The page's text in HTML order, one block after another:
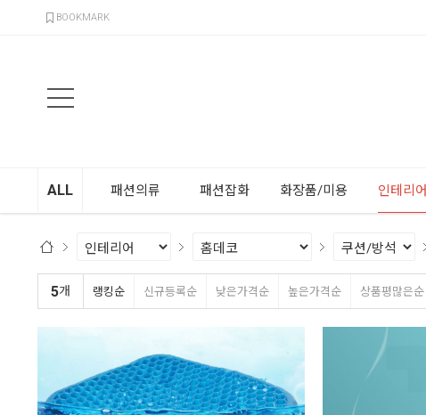
BOOKMARK
ALL 패션의류 패션잡화 화장품/미용 인테리어
5개 랭킹순 신규등록순 낮은가격순 높은가격순 상품평많은순